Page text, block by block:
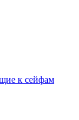
к сейфам